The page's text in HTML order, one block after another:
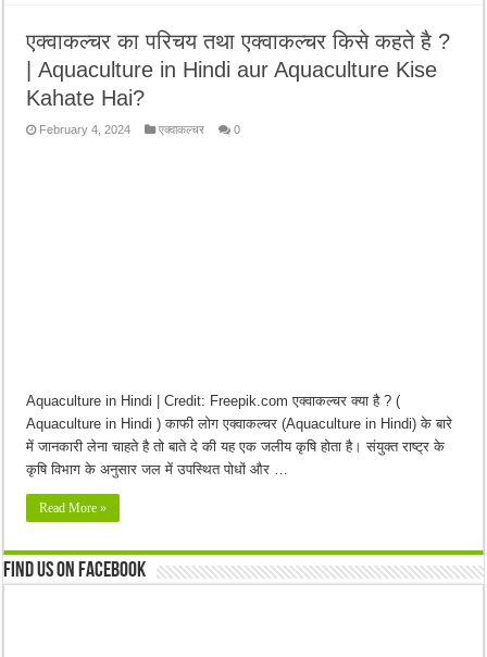
एक्वाकल्चर का परिचय तथा एक्वाकल्चर किसे कहते है ?
| Aquaculture in Hindi aur Aquaculture Kise
Kahate Hai?
February 4, 2024 एक्वाकल्चर 0
Aquaculture in Hindi | Credit: Freepik.com एक्वाकल्चर क्या है ? (
Aquaculture in Hindi ) काफी लोग एक्वाकल्चर (Aquaculture in Hindi) के बारे
में जानकारी लेना चाहते है तो बाते दे की यह एक जलीय कृषि होता है। संयुक्त राष्ट्र के
कृषि विभाग के अनुसार जल में उपस्थित पोधों और …
Read More »
Find us on Facebook